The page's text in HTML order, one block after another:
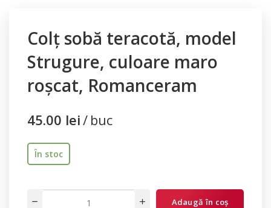
Colț sobă teracotă, model
Strugure, culoare maro
roșcat, Romanceram
45.00 lei buc
În stoc
Adaugă în coș